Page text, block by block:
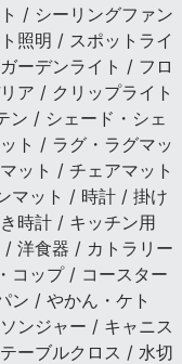
/ シーリングファン
照明 / スポットライ
ーデンライト / フロ
ア / クリップライト
ン / シェード・シェ
ト / ラグ・ラグマッ
ット / チェアマット
マット / 時計 / 掛け
時計 / キッチン用
洋食器 / カトラリー
コップ / コースター
ン / やかん・ケト
ンジャー / キャニス
ーブルクロス / 水切